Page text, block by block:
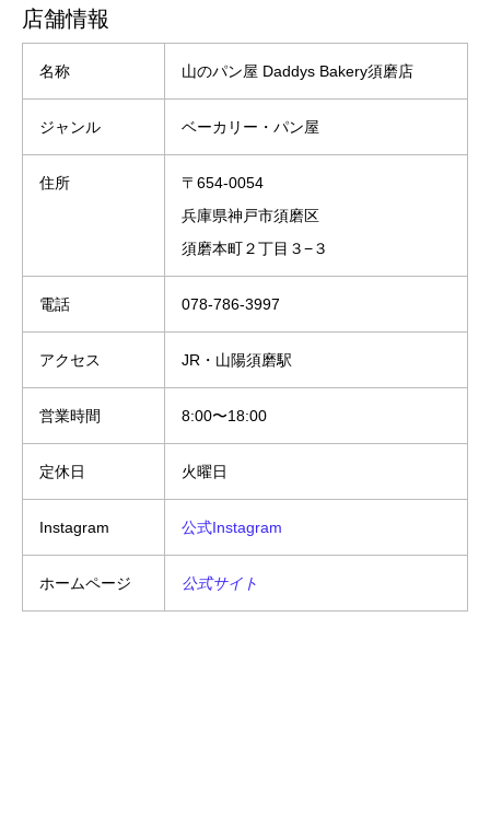
店舗情報
名称 山のパン屋 Daddys Bakery須磨店
ジャンル ベーカリー・パン屋
住所
〒654-0054
兵庫県神戸市須磨区
須磨本町２丁目３−３
電話 078-786-3997
アクセス JR・山陽須磨駅
営業時間 8:00〜18:00
定休日 火曜日
Instagram 公式Instagram
ホームページ 公式サイト